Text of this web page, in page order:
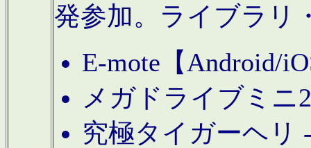
発参加。ライブラリ
E-mote【Android/
メガドライブミニ
究極タイガーヘリ